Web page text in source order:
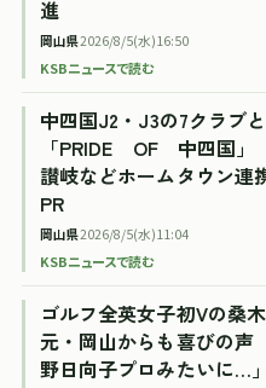
進
岡山県2026/8/5(水)16:50
KSBニュースで読む
中四国J2・J3の7クラブ
「PRIDE OF 中四国
讃岐などホームタウン連
PR
岡山県2026/8/5(水)11:04
KSBニュースで読む
ゴルフ全英女子初Vの桑
元・岡山からも喜びの
野日向子プロみたいに…」